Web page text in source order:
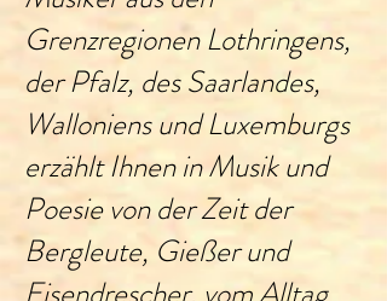
Grenzregionen Lothringens,
der Pfalz, des Saarlandes,
Walloniens und Luxemburgs
erzählt Ihnen in Musik und
Poesie von der Zeit der
Bergleute, Gießer und